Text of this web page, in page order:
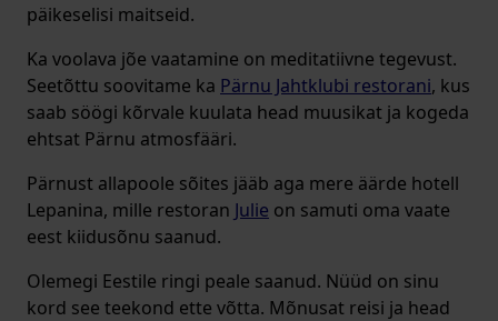
päikeselisi maitseid.
Ka voolava jõe vaatamine on meditatiivne tegevust.
Seetõttu soovitame ka Pärnu Jahtklubi restorani, kus
saab söögi kõrvale kuulata head muusikat ja kogeda
ehtsat Pärnu atmosfääri.
Pärnust allapoole sõites jääb aga mere äärde hotell
Lepanina, mille restoran Julie on samuti oma vaate
eest kiidusõnu saanud.
Olemegi Eestile ringi peale saanud. Nüüd on sinu
kord see teekond ette võtta. Mõnusat reisi ja head